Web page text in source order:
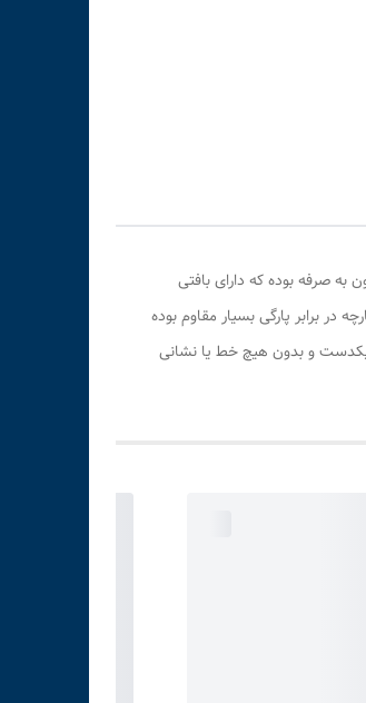
صرفه بوده که دارای بافتی
برابر پارگی بسیار مقاوم بوده
یکدست و بدون هیچ خط یا نشانی